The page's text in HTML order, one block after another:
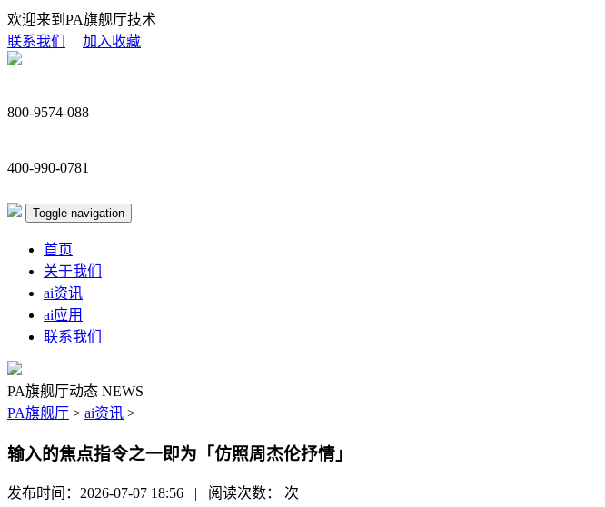
欢迎来到PA旗舰厅技术
联系我们
| 加入收藏
800-9574-088
400-990-0781
Toggle navigation
首页
关于我们
ai资讯
ai应用
联系我们
PA旗舰厅动态 NEWS
PA旗舰厅 > ai资讯 >
输入的焦点指令之一即为「仿照周杰伦抒情」
发布时间：2026-07-07 18:56 | 阅读次数： 次